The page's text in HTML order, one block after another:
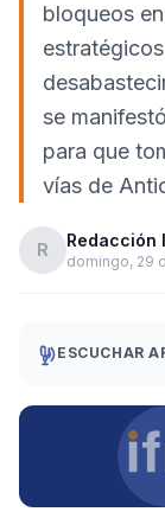
bloqueos
se
para que
vías de
R Redacción
domingo, 29
ESCUCHAR